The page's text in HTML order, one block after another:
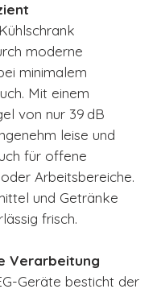
moderne
minimalem
Mit einem
von nur 39 dB
leise und
für offene
Arbeitsbereiche.
und Getränke
frisch.
Verarbeitung
Geräte besticht der